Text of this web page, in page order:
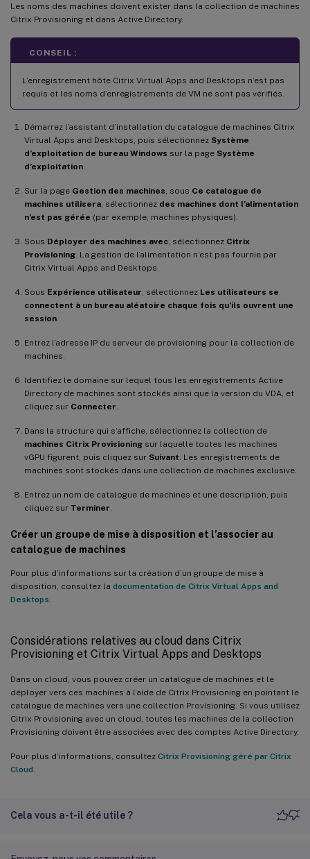
Les noms des machines doivent exister dans la collection de machines
Citrix Provisioning et dans Active Directory.
CONSEIL :
L’enregistrement hôte Citrix Virtual Apps and Desktops n’est pas
requis et les noms d’enregistrements de VM ne sont pas vérifiés.
Démarrez l’assistant d’installation du catalogue de machines Citrix
Virtual Apps and Desktops, puis sélectionnez Système
d’exploitation de bureau Windows sur la page Système
d’exploitation
Sur la page Gestion des machines , sous Ce catalogue de
machines utilisera , sélectionnez des machines dont l’alimentation
n’est pas gérée (par exemple, machines physiques).
Sous Déployer des machines avec , sélectionnez Citrix
Provisioning . La gestion de l’alimentation n’est pas fournie par
Citrix Virtual Apps and Desktops.
Sous Expérience utilisateur , sélectionnez Les utilisateurs se
connectent à un bureau aléatoire chaque fois qu’ils ouvrent une
session
Entrez l’adresse IP du serveur de provisioning pour la collection de
machines.
Identifiez le domaine sur lequel tous les enregistrements Active
Directory de machines sont stockés ainsi que la version du VDA, et
cliquez sur Connecter
Dans la structure qui s’affiche, sélectionnez la collection de
machines Citrix Provisioning sur laquelle toutes les machines
vGPU figurent, puis cliquez sur Suivant . Les enregistrements de
machines sont stockés dans une collection de machines exclusive.
Entrez un nom de catalogue de machines et une description, puis
cliquez sur Terminer
Créer un groupe de mise à disposition et l’associer au
catalogue de machines
Pour plus d’informations sur la création d’un groupe de mise à
disposition, consultez la documentation de Citrix Virtual Apps and
Desktops
Considérations relatives au cloud dans Citrix
Provisioning et Citrix Virtual Apps and Desktops
Dans un cloud, vous pouvez créer un catalogue de machines et le
déployer vers ces machines à l’aide de Citrix Provisioning en pointant le
catalogue de machines vers une collection Provisioning. Si vous utilisez
Citrix Provisioning avec un cloud, toutes les machines de la collection
Provisioning doivent être associées avec des comptes Active Directory.
Pour plus d’informations, consultez Citrix Provisioning géré par Citrix
Cloud
Cela vous a-t-il été utile ?